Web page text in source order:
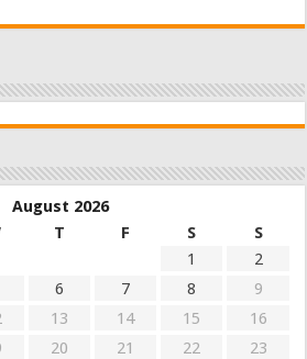
August 2026
T F S
S
1
2
6 7 8
9
13 14 15
16
20 21 22
23